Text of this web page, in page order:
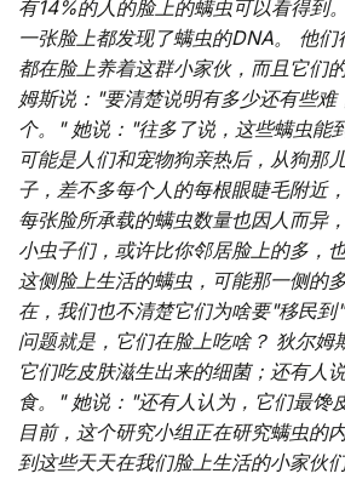
有14%的人的脸上的螨虫可以看得到
一张脸上都发现了螨虫的DNA。 他
都在脸上养着这群小家伙，而且它们
姆斯说："要清楚说明有多少还有些难
个。" 她说："往多了说，这些螨虫能
可能是人们和宠物狗亲热后，从狗那
子，差不多每个人的每根眼睫毛附近
每张脸所承载的螨虫数量也因人而异
小虫子们，或许比你邻居脸上的多，
这侧脸上生活的螨虫，可能那一侧的
在，我们也不清楚它们为啥要"移民
问题就是，它们在脸上吃啥？ 狄尔姆
它们吃皮肤滋生出来的细菌；还有人
食。" 她说："还有人认为，它们最馋
目前，这个研究小组正在研究螨虫的
到这些天天在我们脸上生活的小家伙